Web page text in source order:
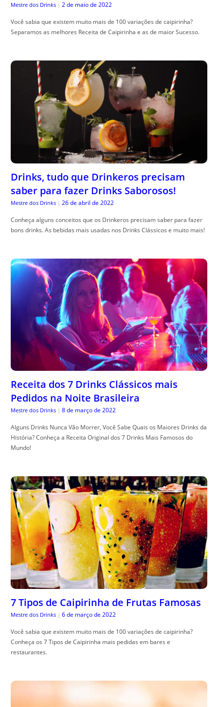
Mestre dos Drinks | 2 de maio de 2022
Você sabia que existem muito mais de 100 variações de caipirinha?
Separamos as melhores Receita de Caipirinha e as de maior Sucesso.
Drinks, tudo que Drinkeros precisam
saber para fazer Drinks Saborosos!
Mestre dos Drinks | 26 de abril de 2022
Conheça alguns conceitos que os Drinkeros precisam saber para fazer
bons drinks. As bebidas mais usadas nos Drinks Clássicos e muito mais!
Receita dos 7 Drinks Clássicos mais
Pedidos na Noite Brasileira
Mestre dos Drinks | 8 de março de 2022
Alguns Drinks Nunca Vão Morrer, Você Sabe Quais os Maiores Drinks da
História? Conheça a Receita Original dos 7 Drinks Mais Famosos do
Mundo!
7 Tipos de Caipirinha de Frutas Famosas
Mestre dos Drinks | 6 de março de 2022
Você sabia que existem muito mais de 100 variações de caipirinha?
Conheça os 7 Tipos de Caipirinha mais pedidas em bares e
restaurantes.